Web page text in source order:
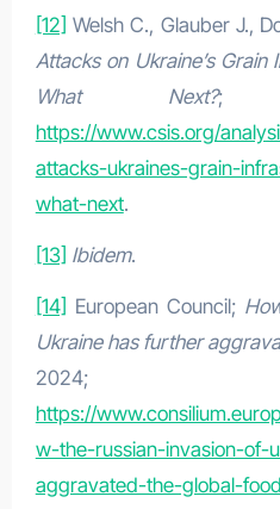
[12] Welsh C., Glauber J.,
Attacks on Ukraine’s
What Next?;
https://www.csis.org/
attacks-ukraines-grain-
what-next.
[13] Ibidem.
[14] European Council;
Ukraine has further
2024;
https://
w-the-russian-invasion-of-
aggravated-the-global-